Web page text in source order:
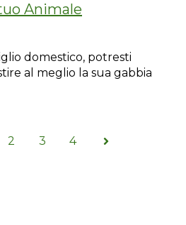
Animale
domestico, potresti
al meglio la sua gabbia
2 3 4
Avanti